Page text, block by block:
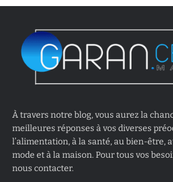
À travers notre blog, vous aurez la
meilleures réponses à vos diverses
l’alimentation, à la santé, au bien-être,
mode et à la maison. Pour tous vos
nous contacter.